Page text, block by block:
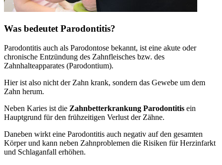
Was bedeutet Parodontitis?
Parodontitis auch als Parodontose bekannt, ist eine akute oder
chronische Entzündung des Zahnfleisches bzw. des
Zahnhalteapparates (Parodontium).
Hier ist also nicht der Zahn krank, sondern das Gewebe um dem
Zahn herum.
Neben Karies ist die Zahnbetterkrankung Parodontitis ein
Hauptgrund für den frühzeitigen Verlust der Zähne.
Daneben wirkt eine Parodontitis auch negativ auf den gesamten
Körper und kann neben Zahnproblemen die Risiken für Herzinfarkt
und Schlaganfall erhöhen.